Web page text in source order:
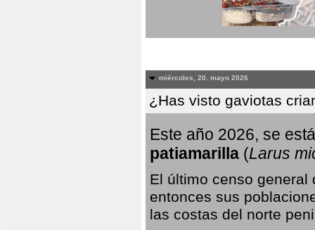
miércoles, 20. mayo 2026
¿Has visto gaviotas
Este año 2026, se
patiamarilla (Larus
El último censo
entonces sus
las costas del norte